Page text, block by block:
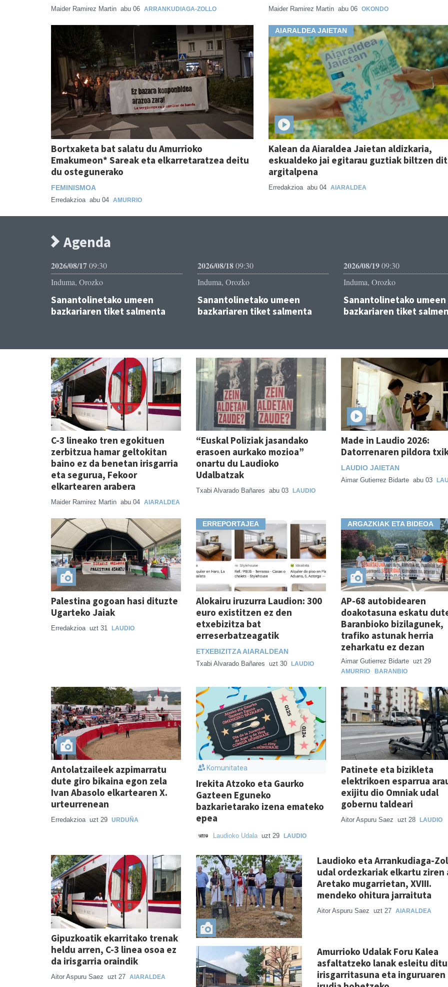
Maider Ramirez Martin abu 06 ARRANKUDIAGA-ZOLLO Maider Ramirez Martin abu 06 OKONDO
Bortxaketa bat salatu du Amurrioko
Emakumeon* Sareak eta elkarretaratzea deitu
du ostegunerako
FEMINISMOA
Erredakzioa abu 04 AMURRIO
AIARALDEA JAIETAN
Kalean da Aiaraldea Jaietan aldizkaria,
eskualdeko jai egitarau guztiak biltzen
argitalpena
Erredakzioa abu 04 AIARALDEA
Agenda
2026/08/1709:30
Induma, Orozko
Sanantolinetako umeen
bazkariaren tiket salmenta
2026/08/1809:30
Induma, Orozko
Sanantolinetako umeen
bazkariaren tiket salmenta
2026/08/1909:30
Induma, Orozko
Sanantolinetako umeen
bazkariaren tiket
C-3 lineako tren egokituen
zerbitzua hamar geltokitan
baino ez da benetan irisgarria
eta segurua, Fekoor
elkartearen arabera
Maider Ramirez Martin abu 04 AIARALDEA
“Euskal Poliziak jasandako
erasoen aurkako mozioa”
onartu du Laudioko
Udalbatzak
Txabi Alvarado Bañares abu 03 LAUDIO
Made in Laudio 2026:
Datorrenaren pildora
LAUDIO JAIETAN
Aimar Gutierrez Bidarte abu 03
Palestina gogoan hasi dituzte
Ugarteko Jaiak
Erredakzioa uzt 31 LAUDIO
ERREPORTAJEA
Alokairu iruzurra Laudion: 300
euro existitzen ez den
etxebizitza bat
erreserbatzeagatik
ETXEBIZITZA AIARALDEAN
Txabi Alvarado Bañares uzt 30 LAUDIO
ARGAZKIAK ETA BIDEOA
AP-68 autobidearen
doakotasuna eskatu
Baranbioko bizilagunek,
trafiko astunak herria
zeharkatu ez dezan
Aimar Gutierrez Bidarte uzt 29
AMURRIO BARANBIO
Antolatzaileek azpimarratu
dute giro bikaina egon zela
Ivan Abasolo elkartearen X.
urteurrenean
Erredakzioa uzt 29 URDUÑA
Komunitatea
Irekita Atzoko eta Gaurko
Gazteen Eguneko
bazkarietarako izena emateko
epea
Laudioko Udala uzt 29 LAUDIO
Patinete eta bizikleta
elektrikoen esparrua
exijitu dio Omniak udal
gobernu taldeari
Aitor Aspuru Saez uzt 28 LAUDIO
Gipuzkoatik ekarritako trenak
heldu arren, C-3 linea osoa ez
da irisgarria oraindik
Aitor Aspuru Saez uzt 27 AIARALDEA
Laudioko eta Arrankudiaga-
udal ordezkariak elkartu ziren
Aretako mugarrietan, XVIII.
mendeko ohitura jarraituta
Aitor Aspuru Saez uzt 27 AIARALDEA
Amurrioko Udalak Foru Kalea
asfaltatzeko lanak esleitu
irisgarritasuna eta inguruaren